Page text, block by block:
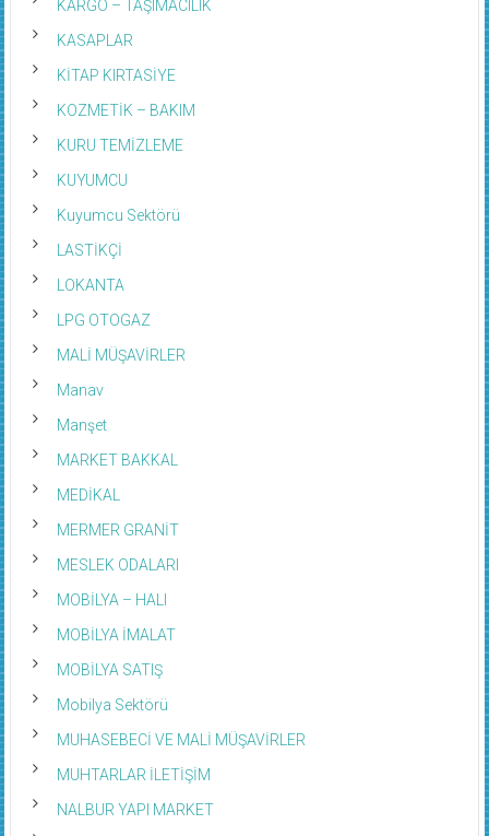
KARGO – TAŞIMACILIK
KASAPLAR
KİTAP KIRTASİYE
KOZMETİK – BAKIM
KURU TEMİZLEME
KUYUMCU
Kuyumcu Sektörü
LASTİKÇİ
LOKANTA
LPG OTOGAZ
MALİ MÜŞAVİRLER
Manav
Manşet
MARKET BAKKAL
MEDİKAL
MERMER GRANİT
MESLEK ODALARI
MOBİLYA – HALI
MOBİLYA İMALAT
MOBİLYA SATIŞ
Mobilya Sektörü
MUHASEBECİ VE MALİ MÜŞAVİRLER
MUHTARLAR İLETİŞİM
NALBUR YAPI MARKET